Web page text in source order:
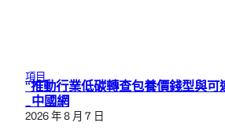
項目
“推動行業低碳轉查包養價錢型與可
_中國網
2026 年 8 月 7 日